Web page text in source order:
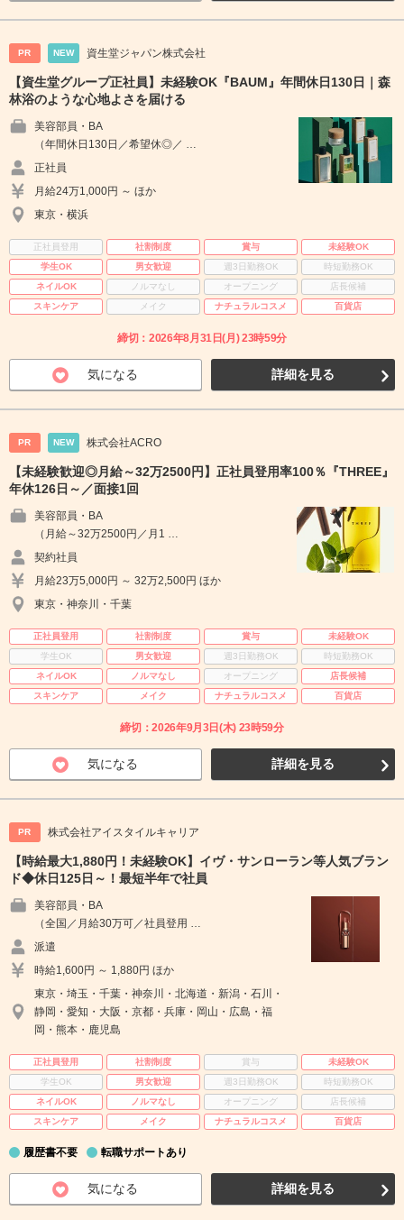
PR NEW 資生堂ジャパン株式会社
【資生堂グループ正社員】未経験OK『BAUM』年間休日130日｜森
林浴のような心地よさを届ける
美容部員・BA
（年間休日130日／希望休◎／ …
正社員
月給24万1,000円 ～ ほか
東京・横浜
正社員登用 社割制度 賞与
未経験OK
学生OK
男女歓迎 週3日勤務OK
時短勤務OK
ネイルOK
ノルマなし オープニング
店長候補
スキンケア
メイク ナチュラルコスメ 百貨店
締切：2026年8月31日(月) 23時59分
気になる 詳細を見る
PR NEW 株式会社ACRO
【未経験歓迎◎月給～32万2500円】正社員登用率100％『THREE』
年休126日～／面接1回
美容部員・BA
（月給～32万2500円／月1 …
契約社員
月給23万5,000円 ～ 32万2,500円 ほか
東京・神奈川・千葉
正社員登用 社割制度 賞与
未経験OK
学生OK
男女歓迎 週3日勤務OK
時短勤務OK
ネイルOK
ノルマなし オープニング
店長候補
スキンケア
メイク ナチュラルコスメ 百貨店
締切：2026年9月3日(木) 23時59分
気になる 詳細を見る
PR 株式会社アイスタイルキャリア
【時給最大1,880円！未経験OK】イヴ・サンローラン等人気ブラン
ド◆休日125日～！最短半年で社員
美容部員・BA
（全国／月給30万可／社員登用 …
派遣
時給1,600円 ～ 1,880円 ほか
東京・埼玉・千葉・神奈川・北海道・新潟・石川・
静岡・愛知・大阪・京都・兵庫・岡山・広島・福
岡・熊本・鹿児島
正社員登用 社割制度 賞与
未経験OK
学生OK
男女歓迎 週3日勤務OK
時短勤務OK
ネイルOK
ノルマなし オープニング
店長候補
スキンケア
メイク ナチュラルコスメ 百貨店
履歴書不要 転職サポートあり
気になる 詳細を見る